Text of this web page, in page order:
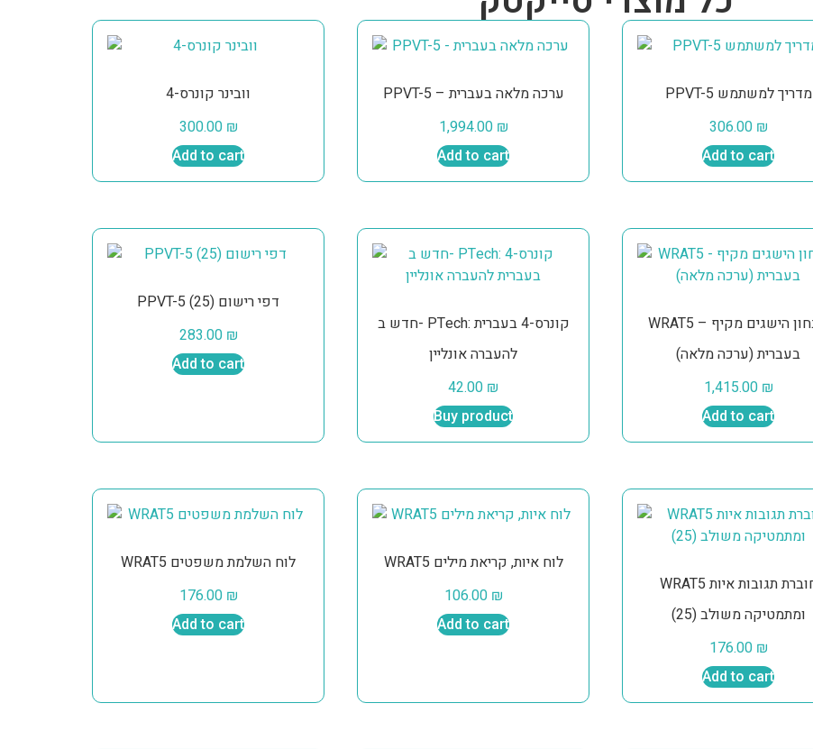
וובינר קונרס-4
300.00 ₪
Add to cart
PPVT-5 – ערכה מלאה בעברית
1,994.00 ₪
Add to cart
PPVT-5 מדריך למשתמש
306.00 ₪
Add to cart
PPVT-5 דפי רישום (25)
283.00 ₪
Add to cart
חדש ב- PTech: קונרס-4 בעברית
להעברה אונליין
42.00 ₪
Buy product
WRAT5 – אבחון הישגים מקיף
בעברית (ערכה מלאה)
1,415.00 ₪
Add to cart
WRAT5 לוח השלמת משפטים
176.00 ₪
Add to cart
WRAT5 לוח איות, קריאת מילים
106.00 ₪
Add to cart
WRAT5 חוברת תגובות איות
ומתמטיקה משולב (25)
176.00 ₪
Add to cart